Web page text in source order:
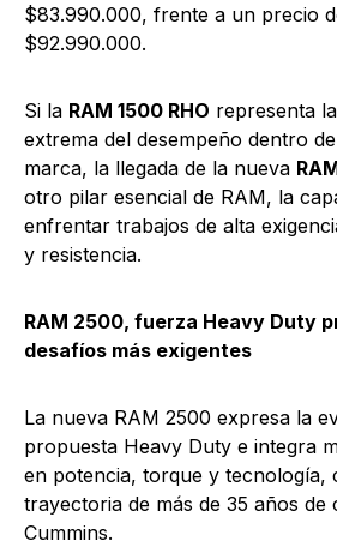
$83.990.000, frente a un precio
$92.990.000.
Si la RAM 1500 RHO representa
extrema del desempeño dentro
marca, la llegada de la nueva
otro pilar esencial de RAM, la
enfrentar trabajos de alta
y resistencia.
RAM 2500, fuerza Heavy Duty
desafíos más exigentes
La nueva RAM 2500 expresa la
propuesta Heavy Duty e integra
en potencia, torque y tecnología,
trayectoria de más de 35 años
Cummins.